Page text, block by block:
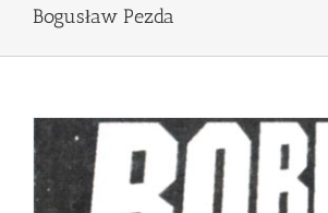
Bogusław Pezda